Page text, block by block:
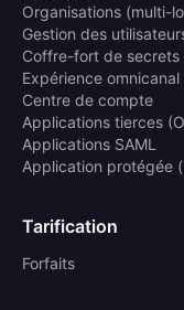
Organisations (multi-
Gestion des
Coffre-fort de secrets
Expérience
Centre de compte
Applications tierces
Applications SAML
Application protégée
Tarification
Forfaits